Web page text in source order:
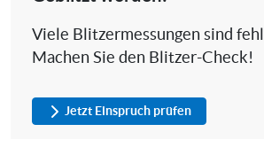
Viele Blitzermessungen sind
Machen Sie den Blitzer-Check!
Jetzt Einspruch prüfen